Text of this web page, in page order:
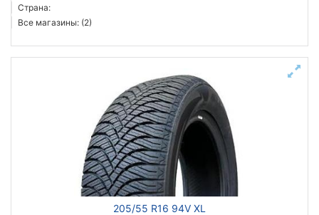
Страна:
Все магазины: (2)
205/55 R16 94V XL